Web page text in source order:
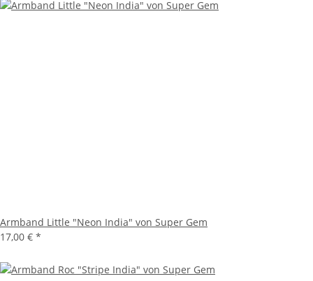
Armband Little "Neon India" von Super Gem
17,00 € *